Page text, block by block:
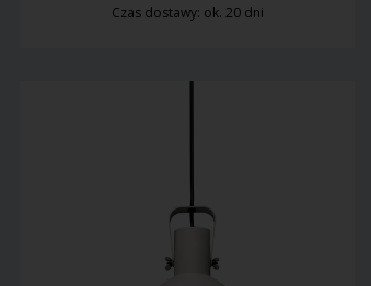
Czas dostawy: ok. 20 dni